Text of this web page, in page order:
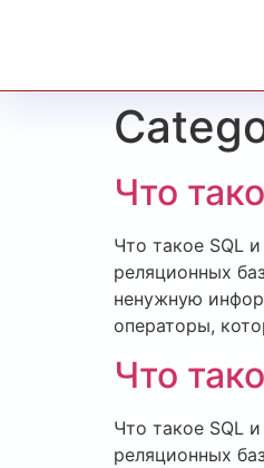
Что
Что такое SQL
реляционных
ненужную
операторы,
Что
Что такое SQL
реляционных